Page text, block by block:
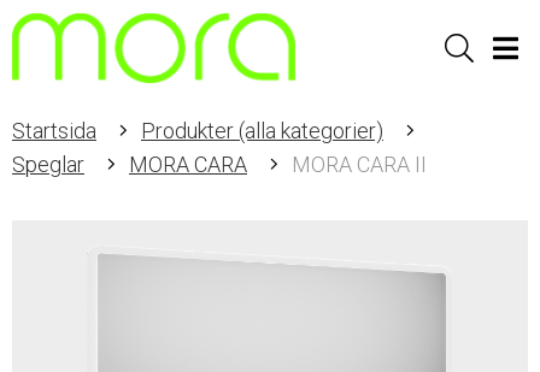
Sök
Startsida
Produkter (alla kategorier)
Speglar
MORA CARA MORA CARA II